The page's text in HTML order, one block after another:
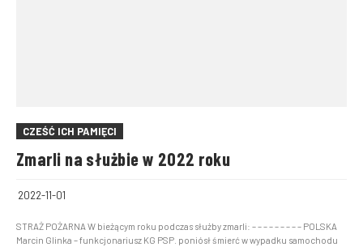
CZEŚĆ ICH PAMIĘCI
Zmarli na służbie w 2022 roku
2022-11-01
STRAŻ POŻARNA W bieżącym roku podczas służby zmarli: – – – – – – – – – POLSKA
Marcin Glinka – funkcjonariusz KG PSP. poniósł śmierć w wypadku samochodu